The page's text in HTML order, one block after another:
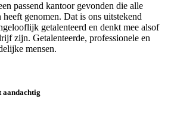
passend kantoor gevonden die alle
genomen. Dat is ons uitstekend
getalenteerd en denkt mee alsof
zijn. Getalenteerde, professionele en
mensen.